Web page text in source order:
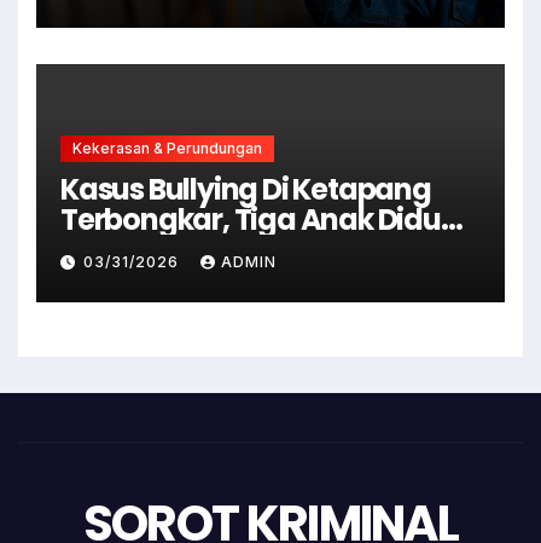
Kekerasan & Perundungan
Kasus Bullying Di Ketapang
Terbongkar, Tiga Anak Diduga
Terlibat Kini Jadi Tersangka
03/31/2026 ADMIN
SOROT KRIMINAL